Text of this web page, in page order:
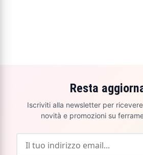
Resta
Iscriviti alla newsletter per
novità e promozioni su